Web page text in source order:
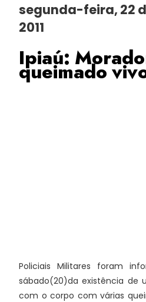
segunda-feira, 22
2011
Ipiaú:
queimado
Policiais Militares foram
sábado(20)da existência de
com o corpo com várias